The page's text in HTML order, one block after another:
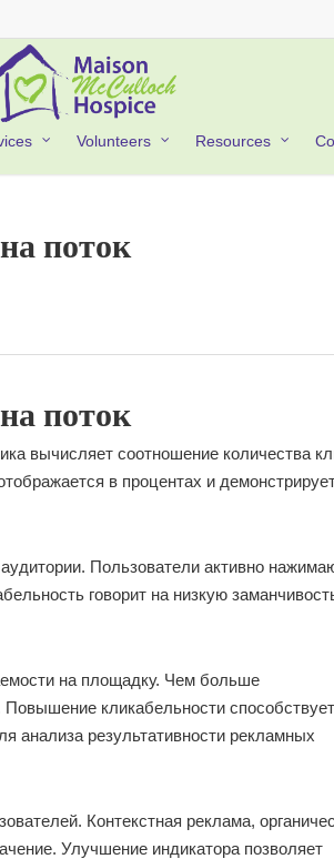
Volunteers Resources
поток
поток
вычисляет соотношение количества
в процентах и
Пользователи активно
говорит на низкую
на площадку. Чем больше
кликабельности
анализа результативности рекламных
Контекстная реклама,
Улучшение индикатора позволяет